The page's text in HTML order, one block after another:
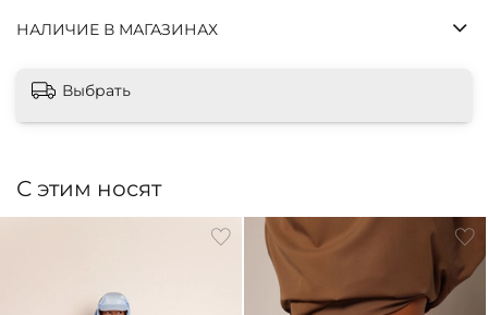
как
картой.
Оплатите
стоимости,
недели.
НАЛИЧИЕ В МАГАЗИНАХ
Выбрать
С этим носят